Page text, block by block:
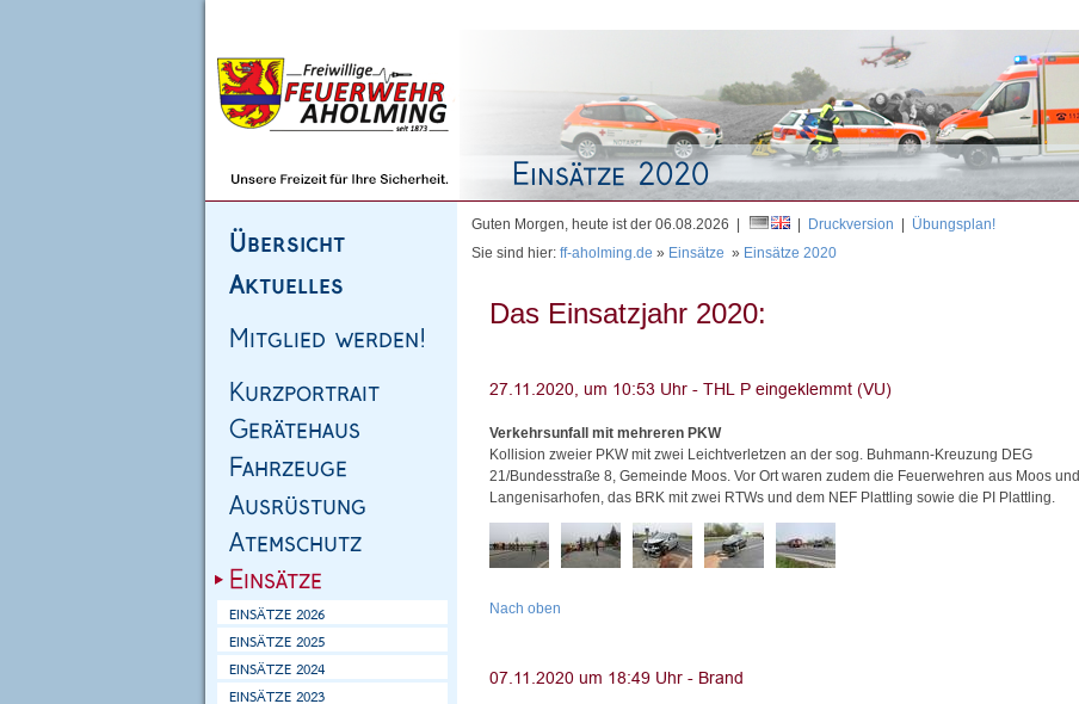
Guten Morgen, heute ist der 06.08.2026 | Druckversion
Übungsplan!
Sie sind hier: ff-aholming.de » Einsätze » Einsätze 2020
Das Einsatzjahr 2020:
Verkehrsunfall mit mehreren PKW
Kollision zweier PKW mit zwei Leichtverletzen an der sog. Buhmann-Kreuzung DEG
21/Bundesstraße 8, Gemeinde Moos. Vor Ort waren zudem die Feuerwehren aus Moos und
Langenisarhofen, das BRK mit zwei RTWs und dem NEF Plattling sowie die PI Plattling.
Nach oben